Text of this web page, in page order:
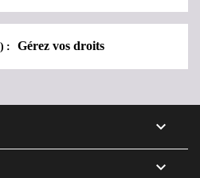
Gérez vos droits

